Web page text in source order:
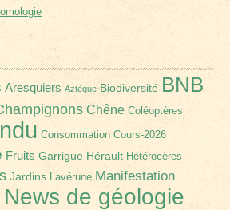
Aresquiers Aztèque Biodiversité BNB
Chêne Coléoptères
Consommation Cours-2026
Fruits Garrigue Hérault Hétérocères
Jardins Lavérune Manifestation
News de géologie